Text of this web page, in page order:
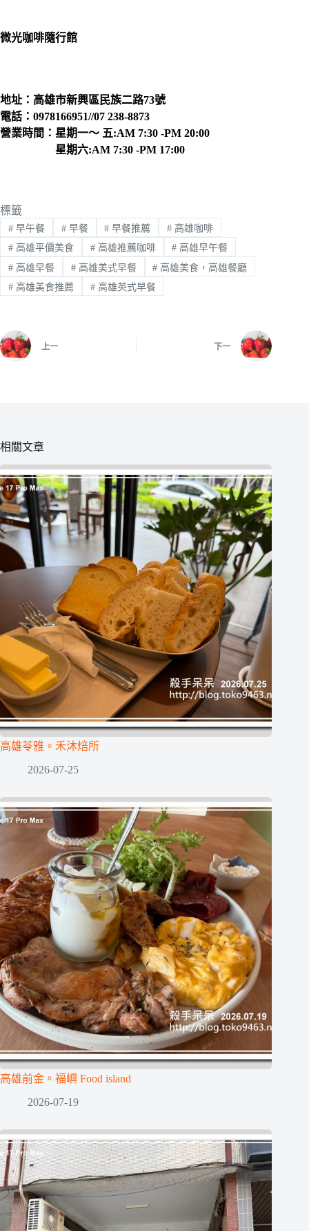
微光咖啡隨行館
地址：高雄市新興區民族二路73號
電話：0978166951//07 238-8873
營業時間：星期一～ 五:AM 7:30 -PM 20:00
星期六:AM 7:30 -PM 17:00
標籤
#早午餐 #早餐 # 早餐推薦 # 高雄咖啡
#高雄平價美食 #高雄推薦咖啡 # 高雄早午餐
#高雄早餐 #高雄美式早餐 # 高雄美食，高雄餐廳
#高雄美食推薦 #高雄英式早餐
上一 下一
相關文章
高雄苓雅。禾沐焙所
2026-07-25
高雄前金。福嶼 Food island
2026-07-19